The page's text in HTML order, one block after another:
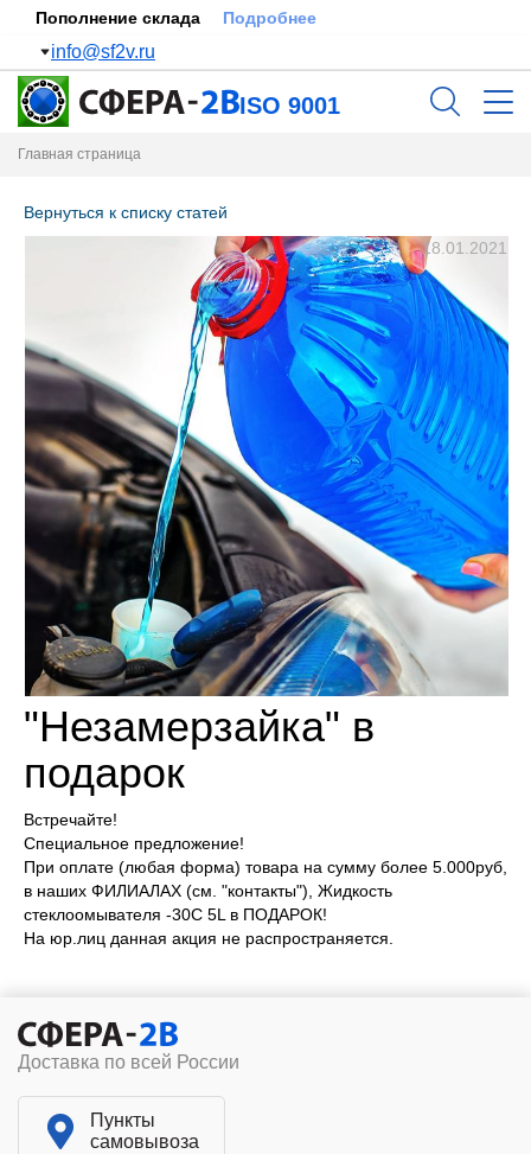
Пополнение склада Подробнее
info@sf2v.ru
ISO 9001
Главная страница
Вернуться к списку статей
18.01.2021
"Незамерзайка" в
подарок
Встречайте!
Специальное предложение!
При оплате (любая форма) товара на сумму более 5.000руб,
в наших ФИЛИАЛАХ (см. "контакты"), Жидкость
стеклоомывателя -30С 5L в ПОДАРОК!
На юр.лиц данная акция не распространяется.
Доставка по всей России
Пункты
самовывоза